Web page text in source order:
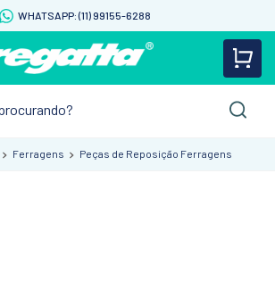
WHATSAPP: (11) 99155-6288
Ferragens Peças de Reposição Ferragens